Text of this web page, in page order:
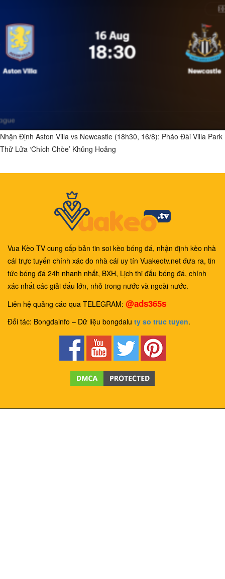
Nhận Định Aston Villa vs Newcastle (18h30, 16/8): Pháo Đài Villa Park
Thử Lửa ‘Chích Chòe’ Khủng Hoảng
Vua Kèo TV cung cấp bản tin soi kèo bóng đá, nhận định kèo nhà
cái trực tuyến chính xác do nhà cái uy tín Vuakeotv.net đưa ra, tin
tức bóng đá 24h nhanh nhất, BXH, Lịch thi đấu bóng đá, chính
xác nhất các giải đấu lớn, nhỏ trong nước và ngoài nước.
Liên hệ quảng cáo qua TELEGRAM: @ads365s
Đối tác: Bongdainfo – Dữ liệu bongdalu ty so truc tuyen.